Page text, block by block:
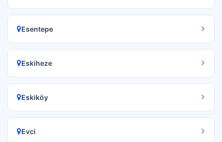
Esentepe
Eskiheze
Eskiköy
Evci